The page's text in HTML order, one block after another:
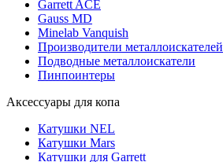
Garrett ACE
Gauss MD
Minelab Vanquish
Производители металлоискателей
Подводные металлоискатели
Пинпоинтеры
Аксессуары для копа
Катушки NEL
Катушки Mars
Катушки для Garrett